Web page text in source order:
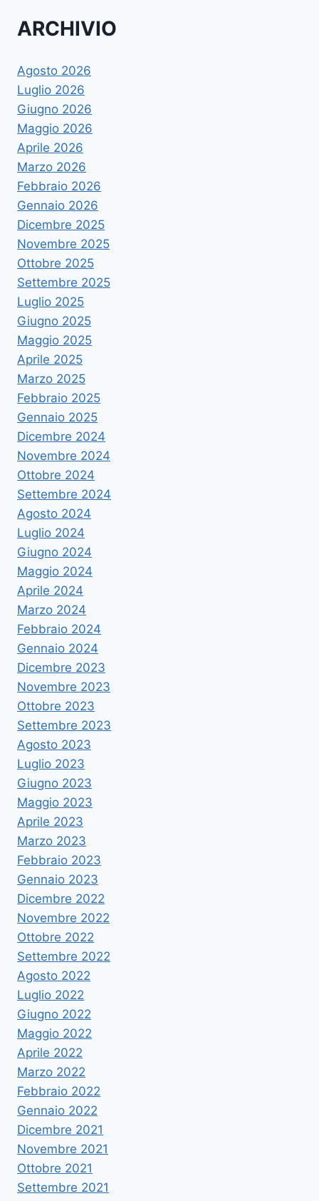
ARCHIVIO
Agosto 2026
Luglio 2026
Giugno 2026
Maggio 2026
Aprile 2026
Marzo 2026
Febbraio 2026
Gennaio 2026
Dicembre 2025
Novembre 2025
Ottobre 2025
Settembre 2025
Luglio 2025
Giugno 2025
Maggio 2025
Aprile 2025
Marzo 2025
Febbraio 2025
Gennaio 2025
Dicembre 2024
Novembre 2024
Ottobre 2024
Settembre 2024
Agosto 2024
Luglio 2024
Giugno 2024
Maggio 2024
Aprile 2024
Marzo 2024
Febbraio 2024
Gennaio 2024
Dicembre 2023
Novembre 2023
Ottobre 2023
Settembre 2023
Agosto 2023
Luglio 2023
Giugno 2023
Maggio 2023
Aprile 2023
Marzo 2023
Febbraio 2023
Gennaio 2023
Dicembre 2022
Novembre 2022
Ottobre 2022
Settembre 2022
Agosto 2022
Luglio 2022
Giugno 2022
Maggio 2022
Aprile 2022
Marzo 2022
Febbraio 2022
Gennaio 2022
Dicembre 2021
Novembre 2021
Ottobre 2021
Settembre 2021